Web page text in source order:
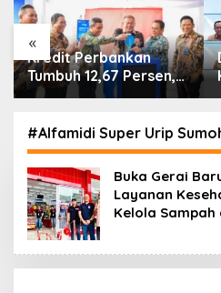
«
Di Tengah
Ketidakpastian Global,
OJK Pastikan
Keuangan Tetap
Terjaga
#Alfamidi Super Urip
Buka Gerai
Layanan
Kelola